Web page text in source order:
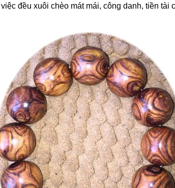
đều xuôi chèo mát mái, công danh, tiền tài